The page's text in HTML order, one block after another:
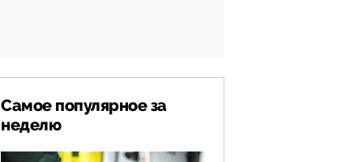
Самое популярное за
неделю